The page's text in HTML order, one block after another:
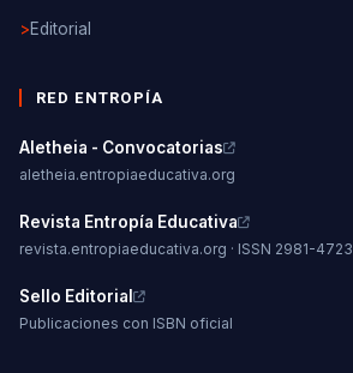
>Editorial
RED ENTROPÍA
Aletheia - Convocatorias
aletheia.entropiaeducativa.org
Revista Entropía Educativa
revista.entropiaeducativa.org · ISSN 2981-4723
Sello Editorial
Publicaciones con ISBN oficial